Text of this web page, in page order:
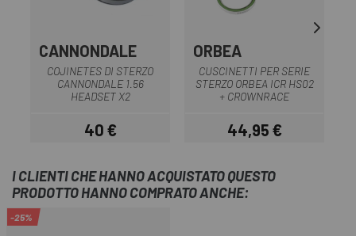
CANNONDALE
COJINETES DI STERZO
CANNONDALE 1.56
HEADSET X2
Prezzo
40 €
ORBEA
CUSCINETTI PER SERIE
STERZO ORBEA ICR HS02
+ CROWNRACE
Prezzo
44,95 €
I CLIENTI CHE HANNO ACQUISTATO QUESTO
PRODOTTO HANNO COMPRATO ANCHE:
-25%